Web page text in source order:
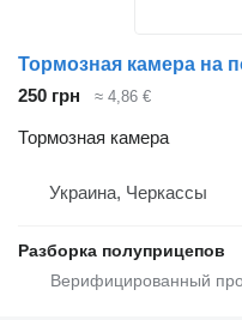
250 грн ≈ 4,86 €
Тормозная камера
Украина, Черкассы
Разборка полуприцепов